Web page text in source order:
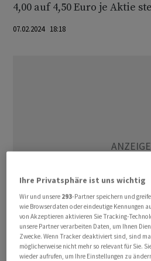
4,00 auf 4,50 Euro je Aktie
07.02.2024 18:18
Für das laufende Jahr rechnet
Ihre Privatsphäre ist uns wichtig
Wir und unsere 293-Partner speichern und
wie Browserdaten oder eindeutige Kennungen
von Akzeptieren aktivieren Sie Tracking-
unsere Partner verarbeiten Daten, um Ihnen
Zwecke. Wenn Tracker deaktiviert sind, sind
möglicherweise nicht mehr so relevant für Sie.
wieder aufrufen, um Ihre Einstellungen zu